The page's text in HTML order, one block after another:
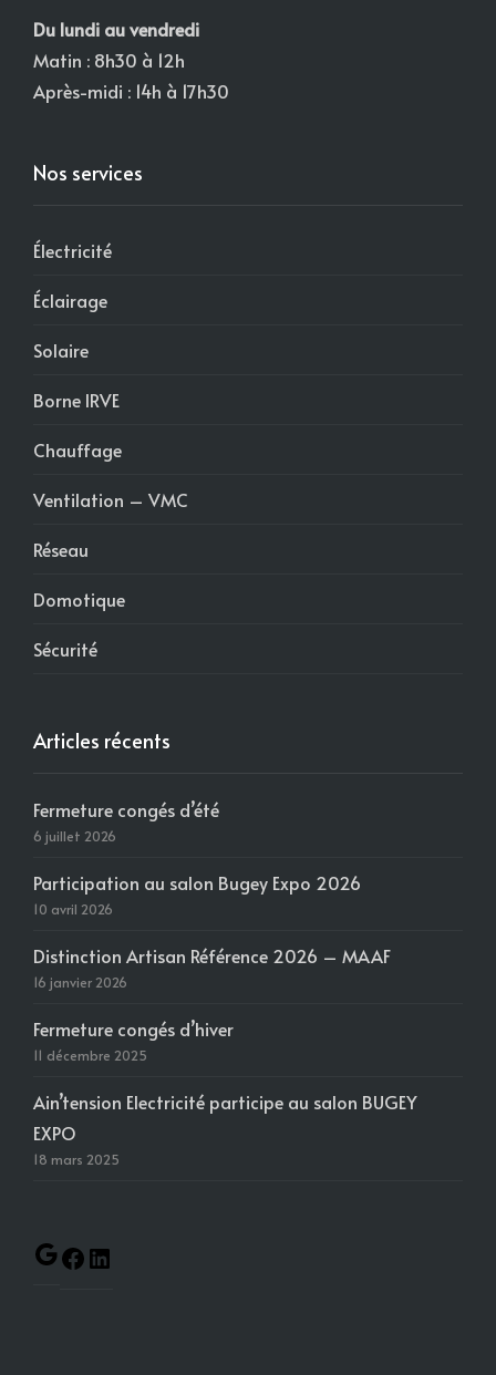
Du lundi au vendredi
Matin : 8h30 à 12h
Après-midi : 14h à 17h30
Nos services
Électricité
Éclairage
Solaire
Borne IRVE
Chauffage
Ventilation – VMC
Réseau
Domotique
Sécurité
Articles récents
Fermeture congés d’été
6 juillet 2026
Participation au salon Bugey Expo 2026
10 avril 2026
Distinction Artisan Référence 2026 – MAAF
16 janvier 2026
Fermeture congés d’hiver
11 décembre 2025
Ain’tension Electricité participe au salon BUGEY
EXPO
18 mars 2025